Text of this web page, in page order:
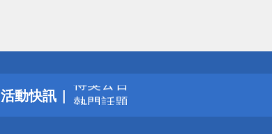
活動快訊
詐騙網頁！請小心！
得獎公告
熱門話題
銀行優惠